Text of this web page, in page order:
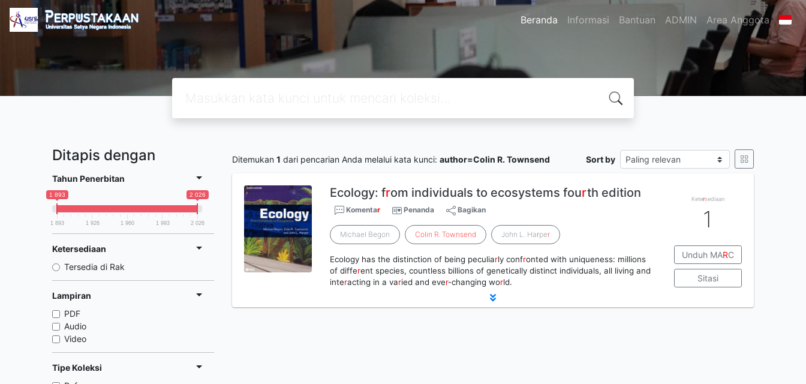
Beranda Informasi Bantuan ADMIN Area Anggota
Ditapis dengan
Tahun Penerbitan
1 893 2 026
1 893 1 926 1 960 1 993 2 026
Ketersediaan
Tersedia di Rak
Lampiran
PDF
Audio
Video
Tipe Koleksi
Ditemukan 1 dari pencarian Anda melalui kata kunci: author=Colin R. Townsend Sort by
Ecology: from individuals to ecosystems fourth edition
Komentar Penanda Bagikan
Michael Begon Colin R.Townsend John L. Harper
Ecology has the distinction of being peculiarly confronted with uniqueness: millions
of different species, countless billions of genetically distinct individuals, all living and
interacting in a varied and ever-changing world.
Ketersediaan
1
Unduh MARC
Sitasi